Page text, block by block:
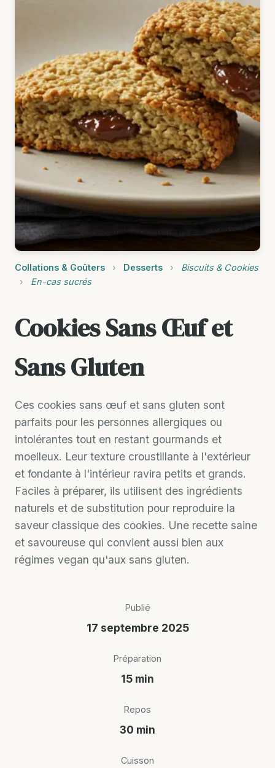
Collations & Goûters › Desserts ›
Biscuits & Cookies
›
En-cas sucrés
Cookies Sans Œuf et
Sans Gluten
Ces cookies sans œuf et sans gluten sont
parfaits pour les personnes allergiques ou
intolérantes tout en restant gourmands et
moelleux. Leur texture croustillante à l'extérieur
et fondante à l'intérieur ravira petits et grands.
Faciles à préparer, ils utilisent des ingrédients
naturels et de substitution pour reproduire la
saveur classique des cookies. Une recette saine
et savoureuse qui convient aussi bien aux
régimes vegan qu'aux sans gluten.
Publié
17 septembre 2025
Préparation
15 min
Repos
30 min
Cuisson